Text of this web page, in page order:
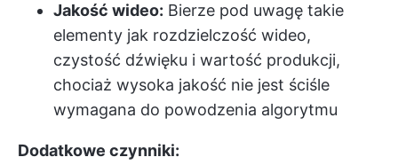
Jakość wideo: Bierze pod uwagę takie
elementy jak rozdzielczość wideo,
czystość dźwięku i wartość produkcji,
chociaż wysoka jakość nie jest ściśle
wymagana do powodzenia algorytmu
Dodatkowe czynniki: